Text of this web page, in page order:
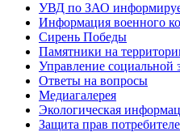
УВД по ЗАО
Информация военного
Сирень Победы
Памятники на
Управление
Ответы на вопросы
Медиагалерея
Экологическая
Защита прав